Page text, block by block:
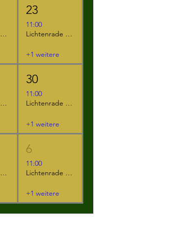
Lichtenrade - "Der kleine Ritter Kackebart"
23
11:00
Lichtenrade - "Furzipups und Lulu Lavazunge"
+1 weitere
Lichtenrade - "Das NEINhorn"
30
11:00
Lichtenrade - "Der kleine Ritter Kackebart"
+1 weitere
Lichtenrade - "Das NEINhorn und die SchLANGEWEILE"
6
11:00
Lichtenrade - "Das NEINhorn"
+1 weitere